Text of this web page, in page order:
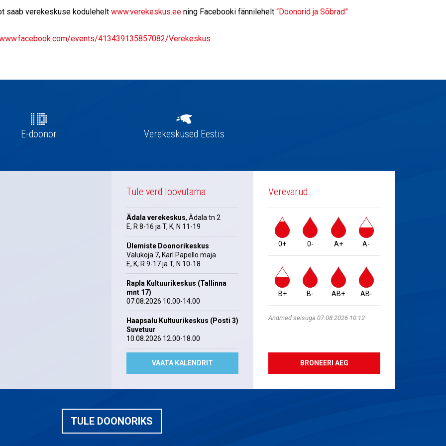
saab verekeskuse kodulehelt www.verekeskus.eening Facebooki fännilehelt “Doonorid ja Sõbrad”
events/413439135857082/Verekeskus
E-doonor Verekeskused Eestis
Tule verd loovutama
Ädala verekeskus, Ädala tn 2
E, R 8-16 ja T, K, N 11-19
Ülemiste Doonorikeskus
Valukoja 7, Karl Papello maja
E, K, R 9-17 ja T, N 10-18
Rapla Kultuurikeskus (Tallinna
mnt 17)
07.08.2026 10.00-14.00
Haapsalu Kultuurikeskus (Posti 3)
Suvetuur
10.08.2026 12.00-18.00
VAATA KALENDRIT
Verevarud
0+ 0- A+ A-
B+ B- AB+ AB-
Andmed seisuga 07.08.2026 10:12
BRONEERI AEG
TULE DOONORIKS